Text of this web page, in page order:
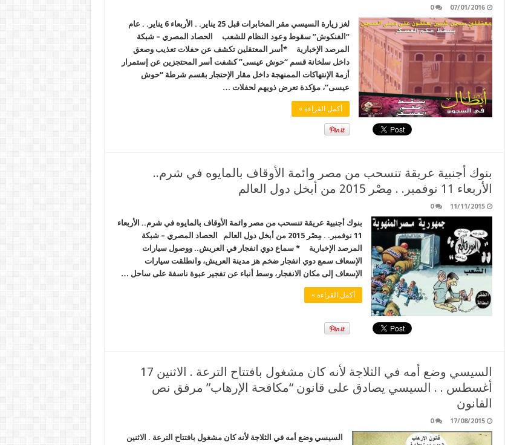
07/01/2016
0
لغز زيارة السيسي مقر المخابرات قبل 25 يناير. . الأربعاء 6 يناير. . عام
“الفنكوش” سقوط وعود النظام للشعب الحصاد المصري – شبكة
المرصد الإخبارية *أسر المعتقلين تكشف عن حفلات تعذيب وصعق
داخل سلخانة قسم “حوش عيسى” كشفت أسر المحتجزين عن إستمرار
أزمة الإنتهاكات الممنهجة داخل مقار الإحتجار بقسم شرطة “حوش
عيسى”، مؤكدة تعرض ذويهم لحفلات …
أكمل القراءة »
بنوك أجنبية عريقة تنسحب من مصر وائمة الأوقاف بالمايوه في شرم..
الأربعاء 11 نوفمبر. . مِصْر 2015 من أبخل دول العالم
11/11/2015
0
بنوك أجنبية عريقة تنسحب من مصر وائمة الأوقاف بالمايوه في شرم.. الأربعاء
11 نوفمبر. . مِصْر 2015 من أبخل دول العالم الحصاد المصري – شبكة
المرصد الإخبارية * سماع دوي انفجار في العريش.. ووصول سيارات
الإسعاف سمع دوي انفجار ضخم هز مدينة العريش، وانطلقت سيارات
الإسعاف إلى مكان الانفجار، وسط أنباء عن تفجير عبوة ناسفة على ساحل …
أكمل القراءة »
السيسي وضع أمه في الثلاجة لأنه كان مشغول بافتتاح الترعة . الاثنين 17
أغسطس . . السيسي يصادق على قانون “مكافحة الإرهاب” مرفق نص
القانون
17/08/2015
0
السيسي وضع أمه في الثلاجة لأنه كان مشغول بافتتاح الترعة . الاثنين